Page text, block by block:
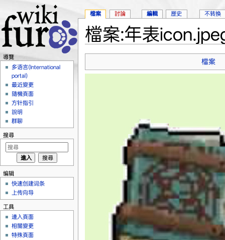
檔案:年表
檔案
檔案 討論 編輯 歷史 不转换
導覽
多语言(International
portal)
最近變更
隨機頁面
方针指引
說明
群聊
搜尋
编辑
快速创建词条
上传向导
工具
連入頁面
相關變更
特殊頁面